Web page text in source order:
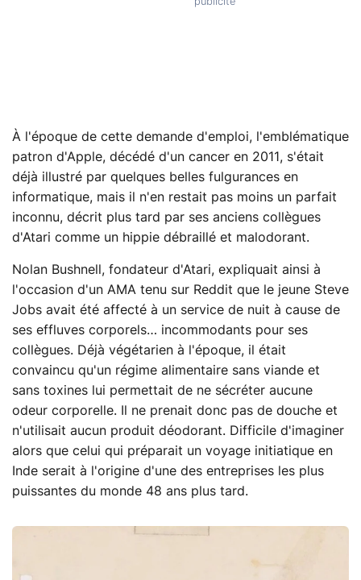
À l'époque de cette demande d'emploi, l'emblématique
patron d'Apple, décédé d'un cancer en 2011, s'était
déjà illustré par quelques belles fulgurances en
informatique, mais il n'en restait pas moins un parfait
inconnu, décrit plus tard par ses anciens collègues
d'Atari comme un hippie débraillé et malodorant.
Nolan Bushnell, fondateur d'Atari, expliquait ainsi à
l'occasion d'un AMA tenu sur Reddit que le jeune Steve
Jobs avait été affecté à un service de nuit à cause de
ses effluves corporels… incommodants pour ses
collègues. Déjà végétarien à l'époque, il était
convaincu qu'un régime alimentaire sans viande et
sans toxines lui permettait de ne sécréter aucune
odeur corporelle. Il ne prenait donc pas de douche et
n'utilisait aucun produit déodorant. Difficile d'imaginer
alors que celui qui préparait un voyage initiatique en
Inde serait à l'origine d'une des entreprises les plus
puissantes du monde 48 ans plus tard.